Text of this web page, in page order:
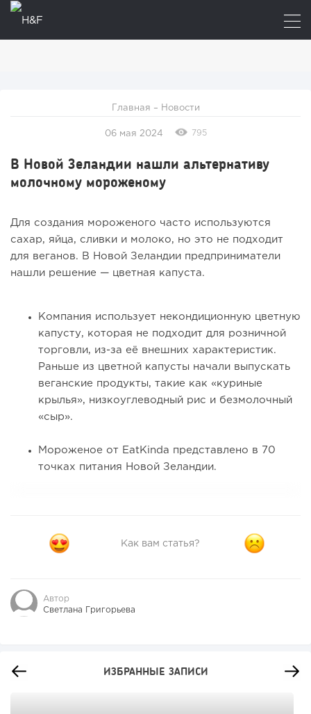
Главная – Новости
06 мая 2024 795
В Новой Зеландии нашли альтернативу
молочному мороженому
Для создания мороженого часто используются
сахар, яйца, сливки и молоко, но это не подходит
для веганов. В Новой Зеландии предприниматели
нашли решение — цветная капуста.
Компания использует некондиционную цветную
капусту, которая не подходит для розничной
торговли, из-за её внешних характеристик.
Раньше из цветной капусты начали выпускать
веганские продукты, такие как «куриные
крылья», низкоуглеводный рис и безмолочный
«сыр».
Мороженое от EatKinda представлено в 70
точках питания Новой Зеландии.
Как вам статья?
Автор
Светлана Григорьева
ИЗБРАННЫЕ ЗАПИСИ